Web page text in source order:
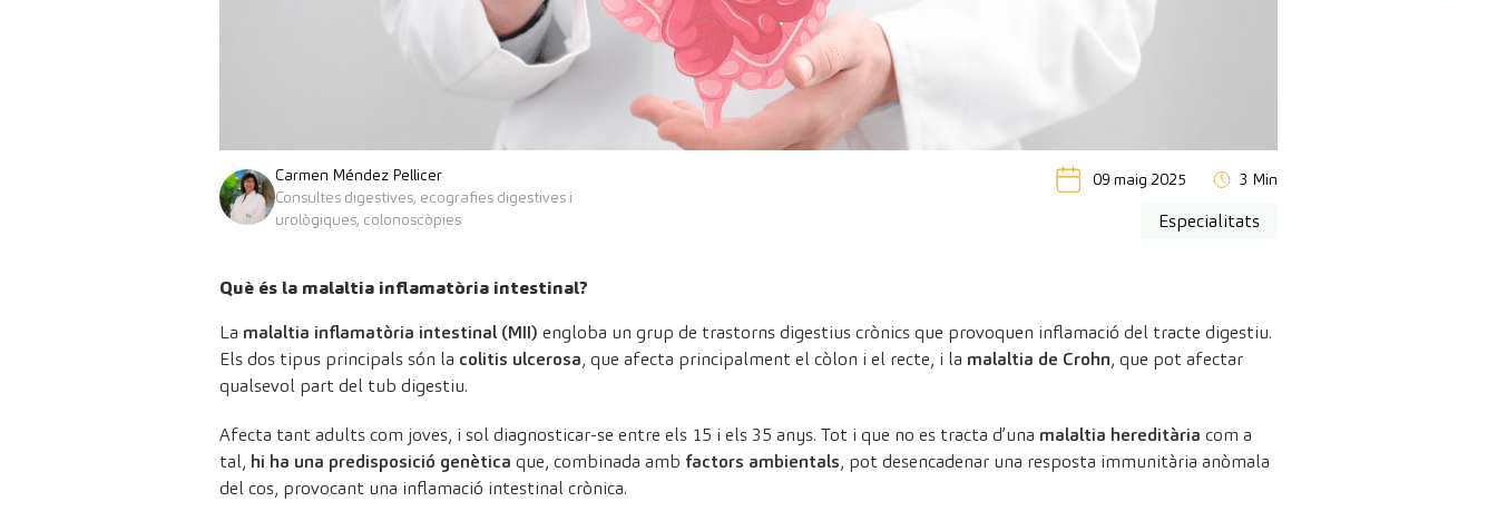
Carmen Méndez Pellicer
Consultes digestives, ecografies digestives i
urològiques, colonoscòpies
09 maig 2025 3 Min
Especialitats
Què és la malaltia inflamatòria intestinal?
La malaltia inflamatòria intestinal (MII) engloba un grup de trastorns digestius crònics que provoquen inflamació del tracte digestiu.
Els dos tipus principals són la colitis ulcerosa, que afecta principalment el còlon i el recte, i la malaltia de Crohn, que pot afectar
qualsevol part del tub digestiu.
Afecta tant adults com joves, i sol diagnosticar-se entre els 15 i els 35 anys. Tot i que no es tracta d’una malaltia hereditària com a
tal, hi ha una predisposició genètica que, combinada amb factors ambientals, pot desencadenar una resposta immunitària anòmala
del cos, provocant una inflamació intestinal crònica.